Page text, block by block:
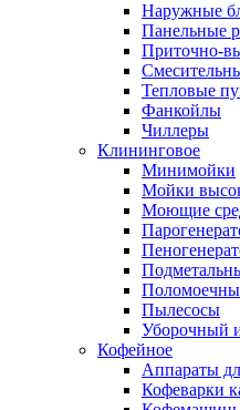
Наружные
Панельные
Приточно-
Тепловые
Фанкойлы
Чиллеры
Клининговое
Минимойки
Мойки
Моющие
Пылесосы
Уборочный
Кофейное
Аппараты
Кофеварки